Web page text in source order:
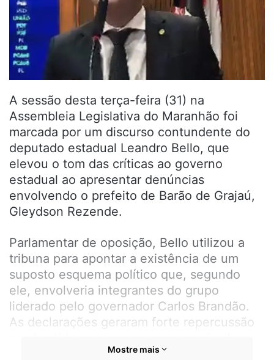
A sessão desta terça-feira (31) na
Assembleia Legislativa do Maranhão foi
marcada por um discurso contundente do
deputado estadual Leandro Bello, que
elevou o tom das críticas ao governo
estadual ao apresentar denúncias
envolvendo o prefeito de Barão de Grajaú,
Gleydson Rezende.
Parlamentar de oposição, Bello utilizou a
tribuna para apontar a existência de um
suposto esquema político que, segundo
ele, envolveria integrantes do grupo
liderado pelo governador Carlos Brandão.
As declarações geraram forte repercussão
silêncio entre deputados da base
Mostre mais